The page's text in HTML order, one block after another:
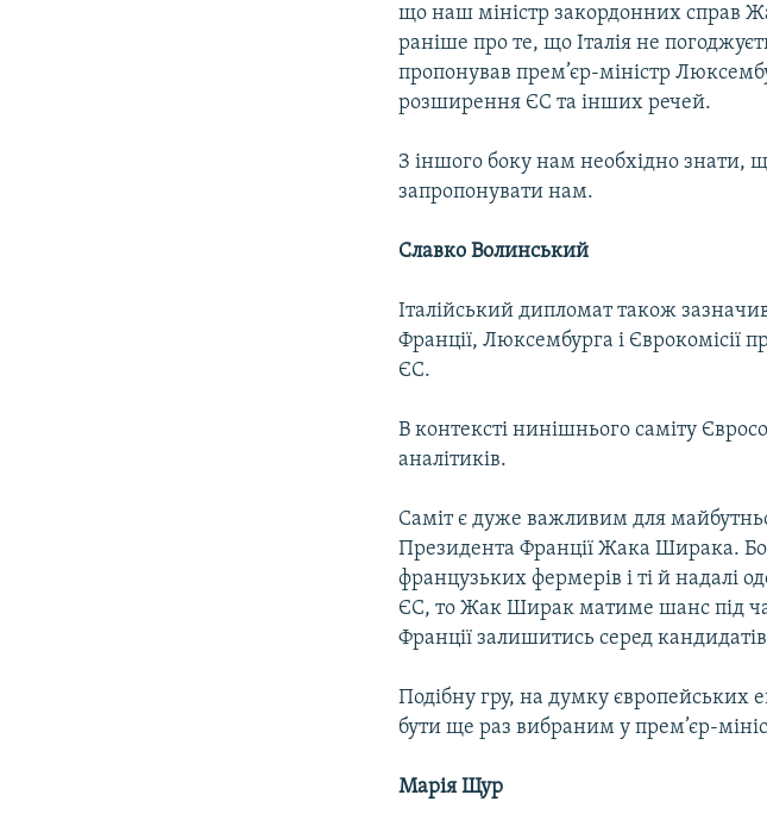
що наш міністр закордонних справ
раніше про те, що Італія не
пропонував прем’єр-міністр
розширення ЄС та інших речей.
З іншого боку нам необхідно знати,
запропонувати нам.
Славко Волинський
Італійський дипломат також
Франції, Люксембурга і Єврокомісії
ЄС.
В контексті нинішнього саміту
аналітиків.
Саміт є дуже важливим для
Президента Франції Жака Ширака. Бо
французьких фермерів і ті й надалі
ЄС, то Жак Ширак матиме шанс під
Франції залишитись серед
Подібну гру, на думку європейських
бути ще раз вибраним у прем’єр-
Марія Щур